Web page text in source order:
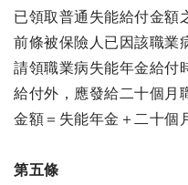
已領取普通失能給付金額
前條被保險人已因該職業
請領職業病失能年金給付
給付外，應發給二十個月
金額＝失能年金＋二十個
第五條